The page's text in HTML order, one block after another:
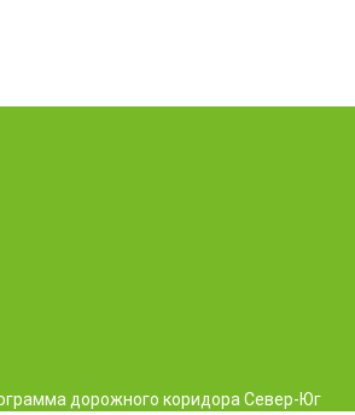
дорожного коридора Север-Юг